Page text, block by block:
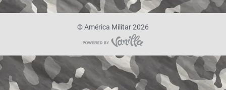
©América Militar 2026